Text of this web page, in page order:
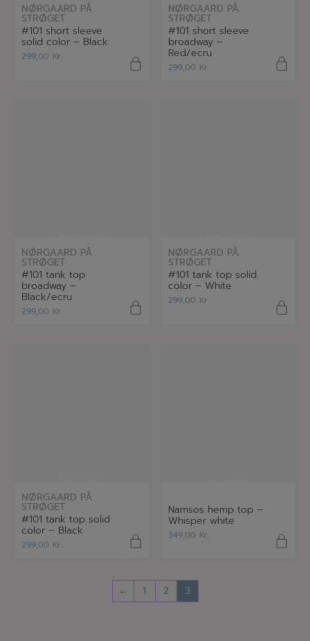
NØRGAARD PÅ
STRØGET
#101 short sleeve
solid color – Black
299,00 Kr.
NØRGAARD PÅ
STRØGET
#101 short sleeve
broadway –
Red/ecru
299,00 Kr.
NØRGAARD PÅ
STRØGET
#101 tank top
broadway –
Black/ecru
299,00 Kr.
NØRGAARD PÅ
STRØGET
#101 tank top solid
color – White
299,00 Kr.
NØRGAARD PÅ
STRØGET
#101 tank top solid
color – Black
299,00 Kr.
Namsos hemp top –
Whisper white
349,00 Kr.
← 1 2 3